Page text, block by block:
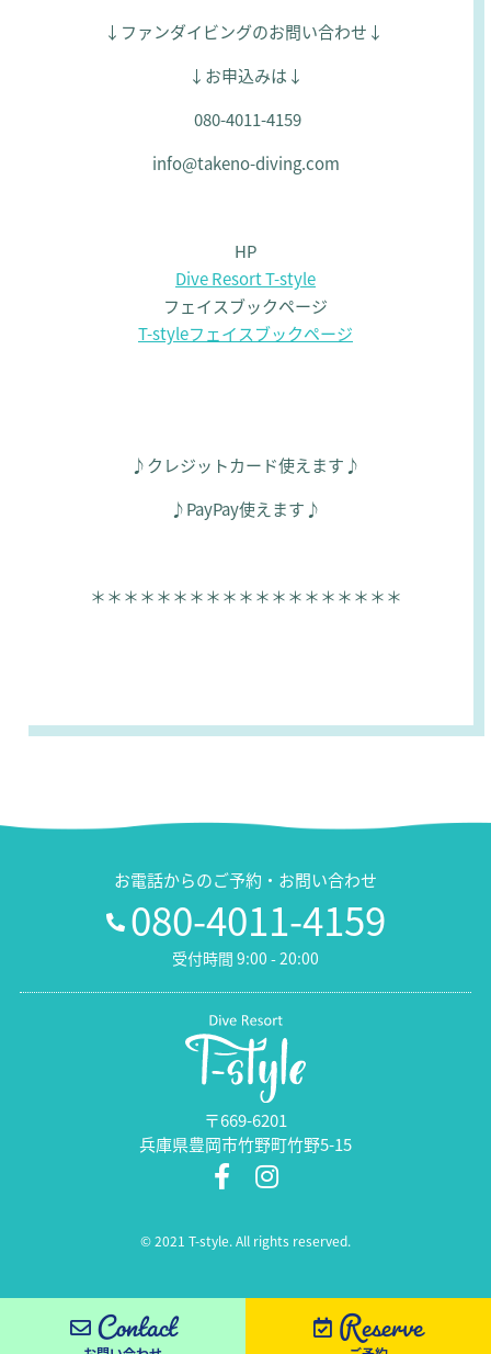
↓ファンダイビングのお問い合わせ↓
↓お申込みは↓
080-4011-4159
info@takeno-diving.com
HP
Dive Resort T-style
フェイスブックページ
T-styleフェイスブックページ
♪クレジットカード使えます♪
♪PayPay使えます♪
＊＊＊＊＊＊＊＊＊＊＊＊＊＊＊＊＊＊＊
Contact Reserve
お電話からのご予約・お問い合わせ
080-4011-4159
受付時間 9:00 - 20:00
〒669-6201
兵庫県豊岡市竹野町竹野5-15
© 2021 T-style. All rights reserved.